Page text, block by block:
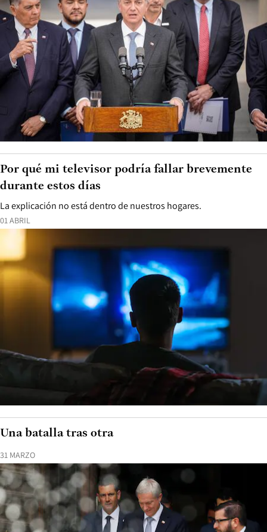
01 ABRIL
La explicación no está dentro de nuestros hogares.
Por qué mi televisor podría fallar brevemente
durante estos días
31 MARZO
Una batalla tras otra